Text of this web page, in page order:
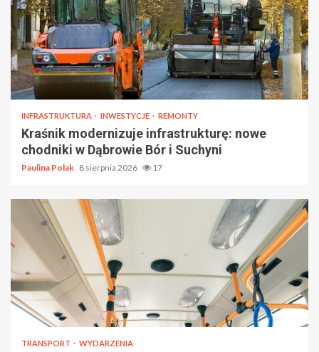
INFRASTRUKTURA INWESTYCJE REMONTY
Kraśnik modernizuje infrastrukturę: nowe
chodniki w Dąbrowie Bór i Suchyni
Paulina Polak 8 sierpnia 2026 17
TRANSPORT WYDARZENIA